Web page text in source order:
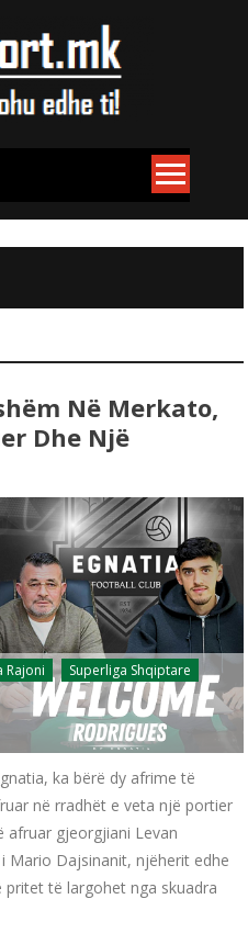
Në Merkato,
Dhe Një
Rajoni
Superliga Shqiptare
ka bërë dy afrime të
në rradhët e veta një portier
afruar gjeorgjiani Levan
Mario Dajsinanit, njëherit edhe
të largohet nga skuadra